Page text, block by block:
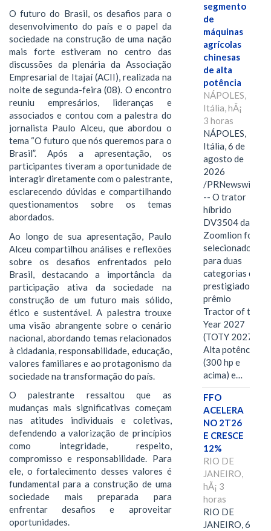
O futuro do Brasil, os desafios para o
desenvolvimento do país e o papel da
sociedade na construção de uma nação
mais forte estiveram no centro das
discussões da plenária da Associação
Empresarial de Itajaí (ACII), realizada na
noite de segunda-feira (08). O encontro
reuniu empresários, lideranças e
associados e contou com a palestra do
jornalista Paulo Alceu, que abordou o
tema “O futuro que nós queremos para o
Brasil”. Após a apresentação, os
participantes tiveram a oportunidade de
interagir diretamente com o palestrante,
esclarecendo dúvidas e compartilhando
questionamentos sobre os temas
abordados.
Ao longo de sua apresentação, Paulo
Alceu compartilhou análises e reflexões
sobre os desafios enfrentados pelo
Brasil, destacando a importância da
participação ativa da sociedade na
construção de um futuro mais sólido,
ético e sustentável. A palestra trouxe
uma visão abrangente sobre o cenário
nacional, abordando temas relacionados
à cidadania, responsabilidade, educação,
valores familiares e ao protagonismo da
sociedade na transformação do país.
O palestrante ressaltou que as
mudanças mais significativas começam
nas atitudes individuais e coletivas,
defendendo a valorização de princípios
como integridade, respeito,
compromisso e responsabilidade. Para
ele, o fortalecimento desses valores é
fundamental para a construção de uma
sociedade mais preparada para
enfrentar desafios e aproveitar
oportunidades.
segmento
de
máquinas
agrícolas
chinesas
de alta
potência
NÁPOLES,
Itália, hÃ¡
3 horas
NÁPOLES,
Itália, 6 de
agosto de
2026
/PRNewswire/
-- O trator
híbrido
DV3504 da
Zoomlion foi
selecionado
para duas
categorias do
prestigiado
prêmio
Tractor of the
Year 2027
(TOTY 2027:
Alta potência
(300 hp e
acima) e…
FFO
ACELERA
NO 2T26
E CRESCE
12%
RIO DE
JANEIRO,
hÃ¡ 3
horas
RIO DE
JANEIRO, 6 de